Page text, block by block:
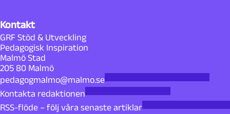
Kontakt
GRF Stöd & Utveckling
Pedagogisk Inspiration
Malmö Stad
205 80 Malmö
pedagogmalmo@malmo.se
Kontakta redaktionen
RSS-flöde – följ våra senaste artiklar